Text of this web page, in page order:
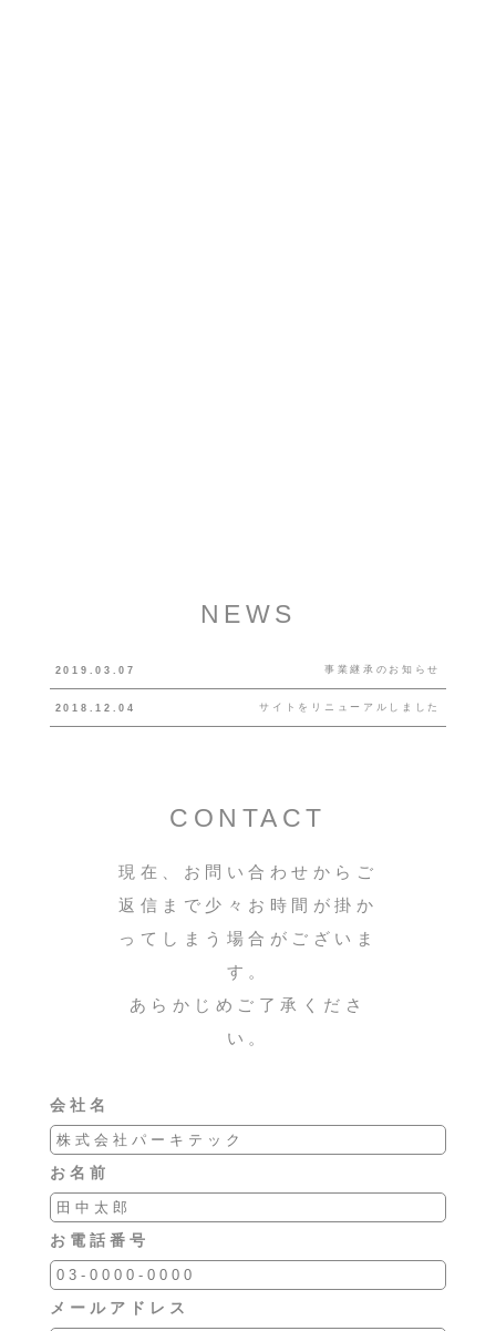
NEWS
2019.03.07 事業継承のお知らせ
2018.12.04 サイトをリニューアルしました
CONTACT
現在、お問い合わせからご
返信まで少々お時間が掛か
ってしまう場合がございま
す。
あらかじめご了承くださ
い。
会社名
お名前
お電話番号
メールアドレス